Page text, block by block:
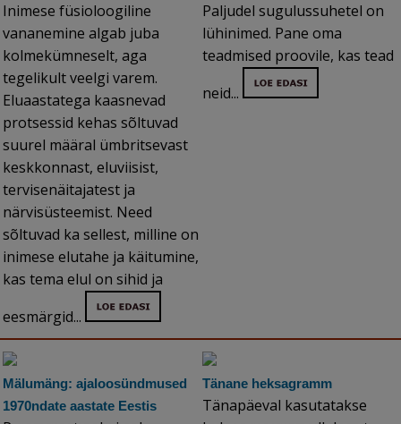
Inimese füsioloogiline
vananemine algab juba
kolmekümneselt, aga
tegelikult veelgi varem.
Eluaastatega kaasnevad
protsessid kehas sõltuvad
suurel määral ümbritsevast
keskkonnast, eluviisist,
tervisenäitajatest ja
närvisüsteemist. Need
sõltuvad ka sellest, milline on
inimese elutahe ja käitumine,
kas tema elul on sihid ja
eesmärgid...
Paljudel sugulussuhetel on
lühinimed. Pane oma
teadmised proovile, kas tead
neid...
Mälumäng: ajaloosündmused
1970ndate aastate Eestis
Tänane heksagramm
Tänapäeval kasutatakse